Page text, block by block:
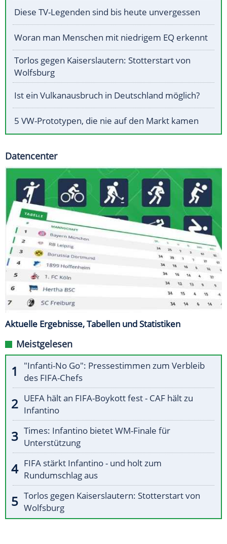
Diese TV-Legenden sind bis heute unvergessen
Woran man Menschen mit niedrigem EQ erkennt
Torlos gegen Kaiserslautern: Stotterstart von
Wolfsburg
Ist ein Vulkanausbruch in Deutschland möglich?
5 VW-Prototypen, die nie auf den Markt kamen
Datencenter
Aktuelle Ergebnisse, Tabellen und Statistiken
Meistgelesen
"Infanti-No Go": Pressestimmen zum Verbleib
des FIFA-Chefs
UEFA hält an FIFA-Boykott fest - CAF hält zu
Infantino
Times: Infantino bietet WM-Finale für
Unterstützung
FIFA stärkt Infantino - und holt zum
Rundumschlag aus
Torlos gegen Kaiserslautern: Stotterstart von
Wolfsburg